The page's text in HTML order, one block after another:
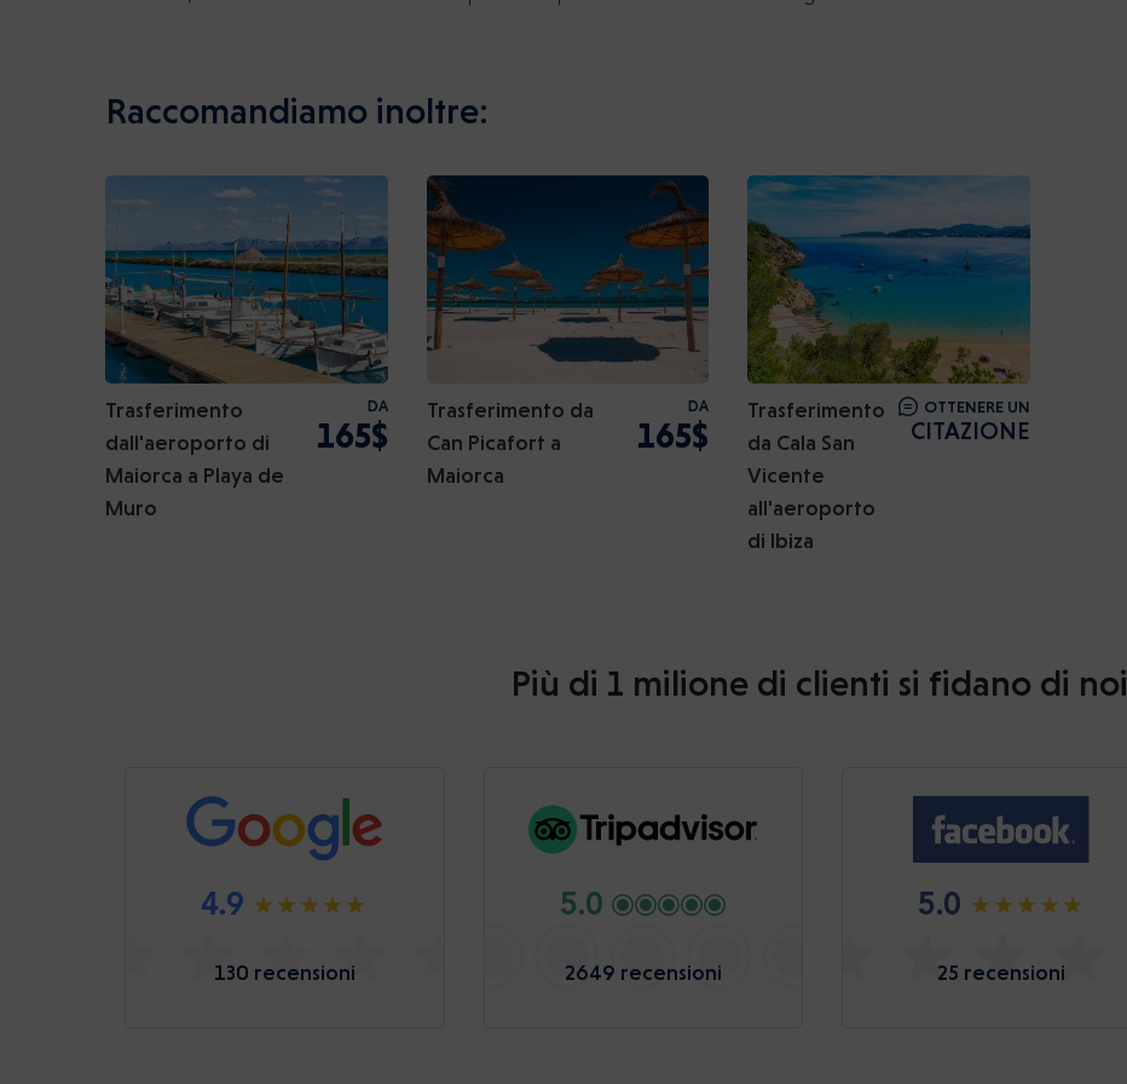
Raccomandiamo inoltre:
Trasferimento
dall'aeroporto di
Maiorca a Playa de
Muro
DA
165$
Trasferimento da
Can Picafort a
Maiorca
DA
165$
Trasferimento
da Cala San
Vicente
all'aeroporto
di Ibiza
OTTENERE UN
CITAZIONE
Più di 1 milione di clienti si fidano di noi
4.9
130 recensioni
5.0
2649 recensioni
5.0
25 recensioni